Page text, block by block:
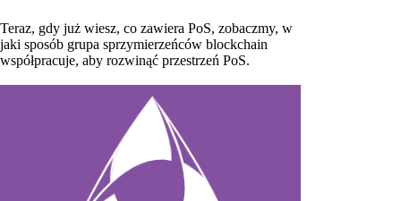
Teraz, gdy już wiesz, co zawiera PoS, zobaczmy, w
jaki sposób grupa sprzymierzeńców blockchain
współpracuje, aby rozwinąć przestrzeń PoS.